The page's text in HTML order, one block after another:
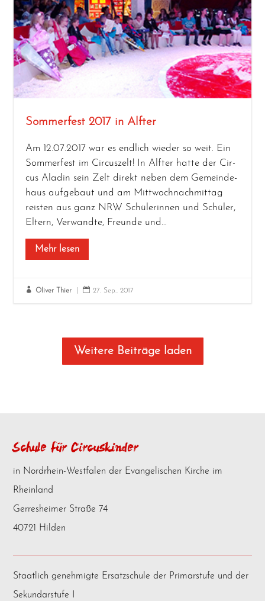
Sommerfest 2017 in Alfter
Am 12.07.2017 war es end­lich wie­der so weit. Ein
Som­mer­fest im Cir­cus­zelt! In Alf­ter hat­te der Cir­
cus Ala­din sein Zelt direkt neben dem Gemein­de­
haus auf­ge­baut und am Mitt­woch­nach­mit­tag
reis­ten aus ganz NRW Schü­le­rin­nen und Schü­ler,
Eltern, Ver­wand­te, Freun­de und…
Mehr lesen
 Oliver Thier  27. Sep.. 2017
Wei­te­re Bei­trä­ge laden
Schule für Circuskinder
in Nordrhein-Westfalen der Evangelischen Kirche im
Rheinland
Gerresheimer Straße 74
40721 Hilden
Staatlich genehmigte Ersatzschule der Primarstufe und der
Sekundarstufe I